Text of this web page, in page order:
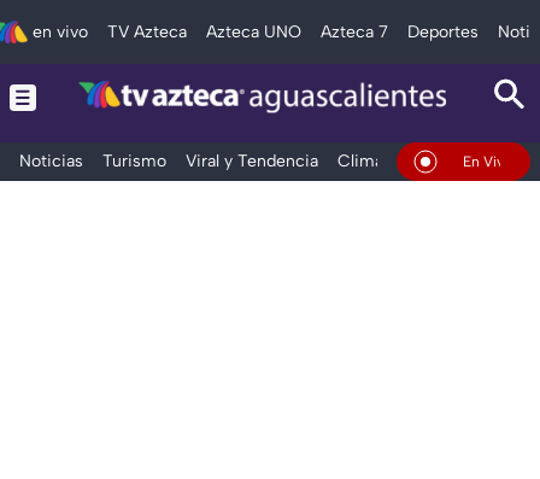
en vivo TV Azteca Azteca UNO Azteca 7 Deportes
Noticias Turismo Viral y Tendencia Clima DeportesEn Vivo